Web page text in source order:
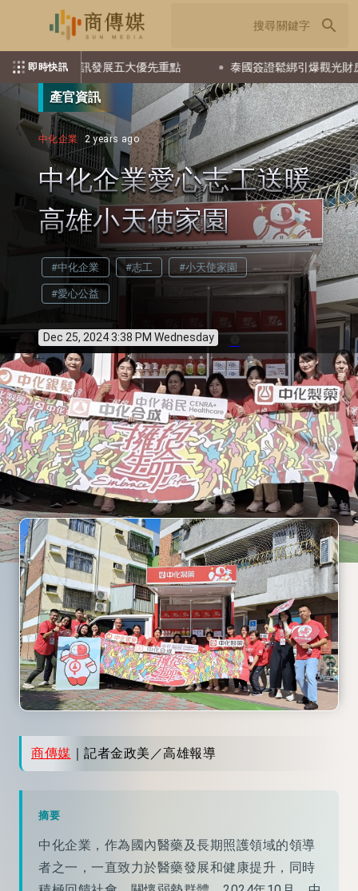
search
即時快訊
訊發展五大優先重點 泰國簽證鬆綁引爆觀光財房市 普吉市建
產官資訊
中化企業 2 years ago
中化企業愛心志工送暖
高雄小天使家園
#中化企業 #志工 #小天使家園
#愛心公益
Dec 25, 2024 3:38 PM Wednesday
商傳媒 ｜記者金政美／高雄報導
摘要
中化企業，作為國內醫藥及長期照護領域的領導
者之一，一直致力於醫藥發展和健康提升，同時